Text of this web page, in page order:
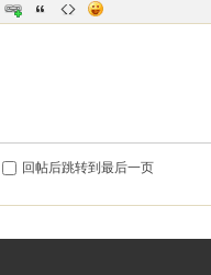
回帖后跳转到最后一页